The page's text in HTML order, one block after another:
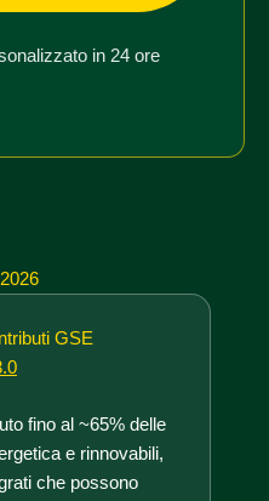
in 24 ore
GSE
fino al ~65% delle
e rinnovabili,
che possono